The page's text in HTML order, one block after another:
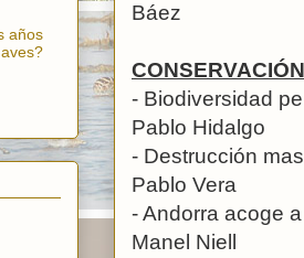
Báez
CONSERVACIÓN
- Biodiversidad
Pablo Hidalgo
- Destrucción
Pablo Vera
- Andorra acoge
Manel Niell
años